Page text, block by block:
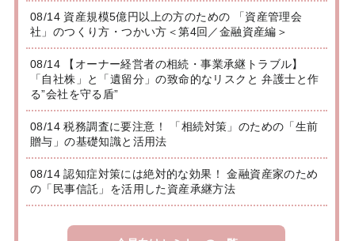
08/14 資産規模5億円以上の方のための 「資産管理会
社」のつくり方・つかい方＜第4回／金融資産編＞
08/14 【オーナー経営者の相続・事業承継トラブル】
「自社株」と「遺留分」の致命的なリスクと 弁護士と作
る”会社を守る盾”
08/14 税務調査に要注意！ 「相続対策」のための「生前
贈与」の基礎知識と活用法
08/14 認知症対策には絶対的な効果！ 金融資産家のため
の「民事信託」を活用した資産承継方法